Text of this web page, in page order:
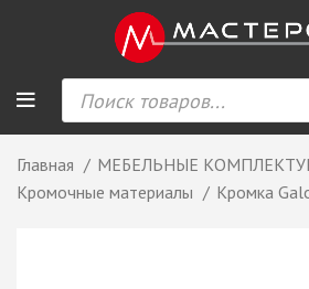
Главная
МЕБЕЛЬНЫЕ
Кромочные материалы
Кромка